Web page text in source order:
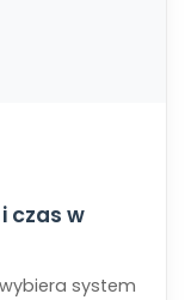
czas w
system